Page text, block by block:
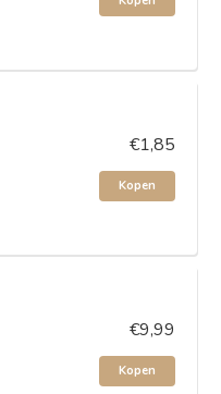
€1,85
Kopen
€9,99
Kopen